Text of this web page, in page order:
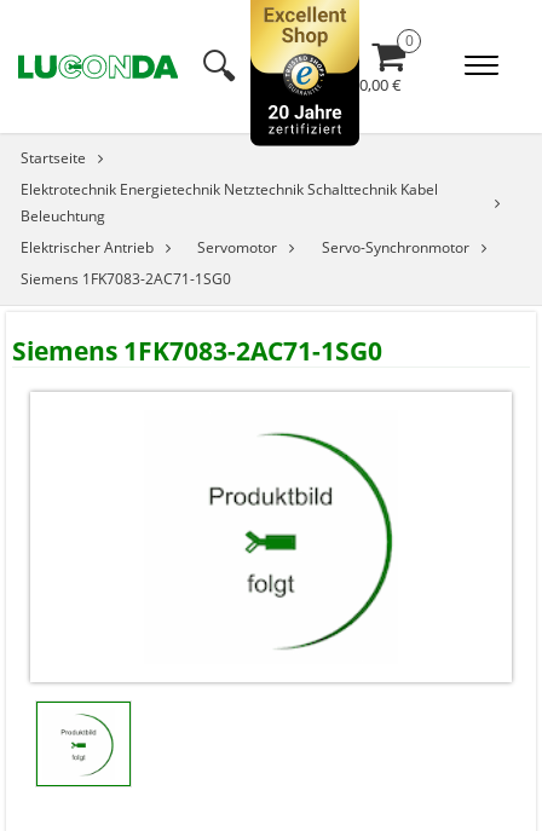
🔍︎ 0,00 €
Startseite
Elektrotechnik Energietechnik Netztechnik Schalttechnik Kabel
Beleuchtung
Elektrischer Antrieb
Servomotor
Servo-Synchronmotor
Siemens 1FK7083-2AC71-1SG0
Siemens 1FK7083-2AC71-1SG0